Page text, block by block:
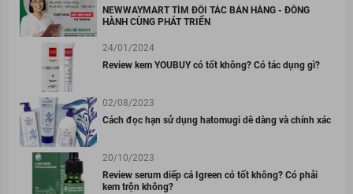
NEWWAYMART TÌM ĐỐI TÁC BÁN HÀNG - ĐỒNG
HÀNH CÙNG PHÁT TRIỂN
24/01/2024
Review kem YOUBUY có tốt không? Có tác dụng gì?
02/08/2023
Cách đọc hạn sử dụng hatomugi dễ dàng và chính xác
20/10/2023
Review serum diếp cá Igreen có tốt không? Có phải
kem trộn không?